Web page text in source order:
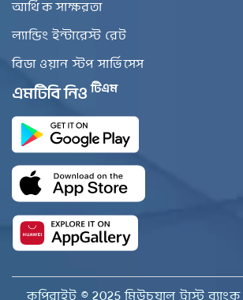
আর্থিক সাক্ষরতা
ল্যান্ডিং ইন্টারেস্ট রেট
বিডা ওয়ান স্টপ সার্ভিসেস
এমটিবি নিও টিএম
কপিরাইট © 2025 মিউচুয়াল ট্রাস্ট ব্যাংক